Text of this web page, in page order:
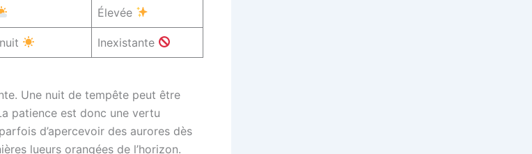
Élevée
Inexistante
Une nuit de tempête peut être
patience est donc une vertu
d’apercevoir des aurores dès
lueurs orangées de l’horizon.